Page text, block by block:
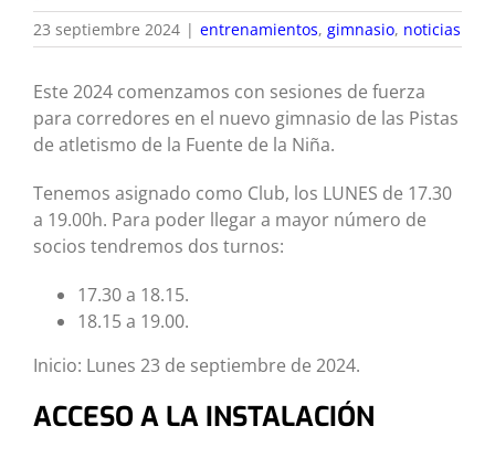
23 septiembre 2024 | entrenamientos, gimnasio, noticias
Este 2024 comenzamos con sesiones de fuerza
para corredores en el nuevo gimnasio de las Pistas
de atletismo de la Fuente de la Niña.
Tenemos asignado como Club, los LUNES de 17.30
a 19.00h. Para poder llegar a mayor número de
socios tendremos dos turnos:
17.30 a 18.15.
18.15 a 19.00.
Inicio: Lunes 23 de septiembre de 2024.
ACCESO A LA INSTALACIÓN